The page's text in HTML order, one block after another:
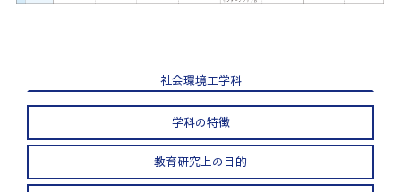
社会環境工学科
学科の特徴
教育研究上の目的